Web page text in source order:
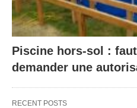
Piscine hors-sol :
demander une
RECENT POSTS